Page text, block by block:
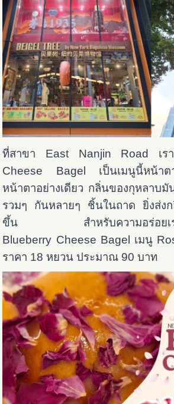
ที่สาขา East Nanjin Road เร
Cheese Bagel เป็นเมนูนี้หน้า
หน้าตาอย่างเดียว กลิ่นของกุหลาบมั
รวมๆ กันหลายๆ ชิ้นในถาด ยิ่งส่ง
ขึ้น สำหรับความอร่อยเราถู
Blueberry Cheese Bagel เมนู
ราคา 18 หยวน ประมาณ 90 บาท